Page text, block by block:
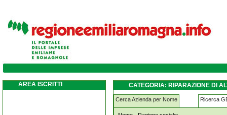
riparazione-di-altre-macchine-di-impiego-
AREA ISCRITTI CATEGORIA: RIPARAZIONE DI
Cerca Azienda per Nome Ricerca